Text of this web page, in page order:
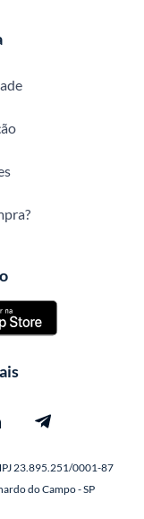
23.895.251/0001-87
do Campo - SP